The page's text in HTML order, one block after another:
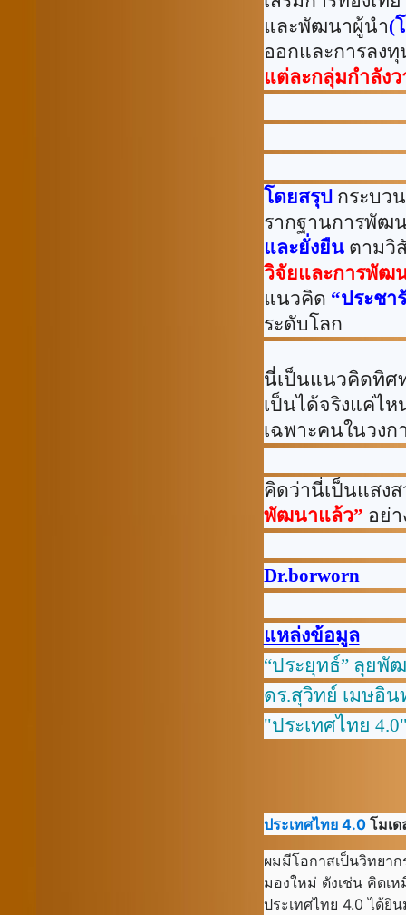
และพัฒนาผู้นำ(
ออกและการลงทุ
แต่ละกลุ่มกำลัง
โดยสรุป กระบว
รากฐานการพัฒ
และยั่งยืน ตามวิ
วิจัยและการพัฒ
แนวคิด “ประชา
ระดับโลก
นี่เป็นแนวคิดทิศ
เป็นได้จริงแค่ไ
เฉพาะคนในวงก
คิดว่านี่เป็นแสง
พัฒนาแล้ว” อย่
Dr.borworn
แหล่งข้อมูล
“ประยุทธ์” ลุยพั
ดร.สุวิทย์ เมษอิน
"ประเทศไทย
ประเทศไทย 4.0โมเด
ผมมีโอกาสเป็นวิทยา
มองใหม่ ดังเช่น คิดเ
ประเทศไทย 4.0 ได้ยิ